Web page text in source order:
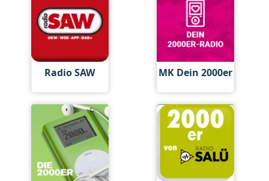
Radio SAW MK Dein 2000er